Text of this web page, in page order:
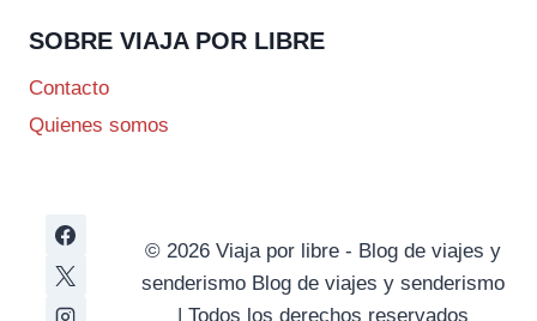
SOBRE VIAJA POR LIBRE
Contacto
Quienes somos
© 2026 Viaja por libre - Blog de viajes y
senderismo Blog de viajes y senderismo
| Todos los derechos reservados